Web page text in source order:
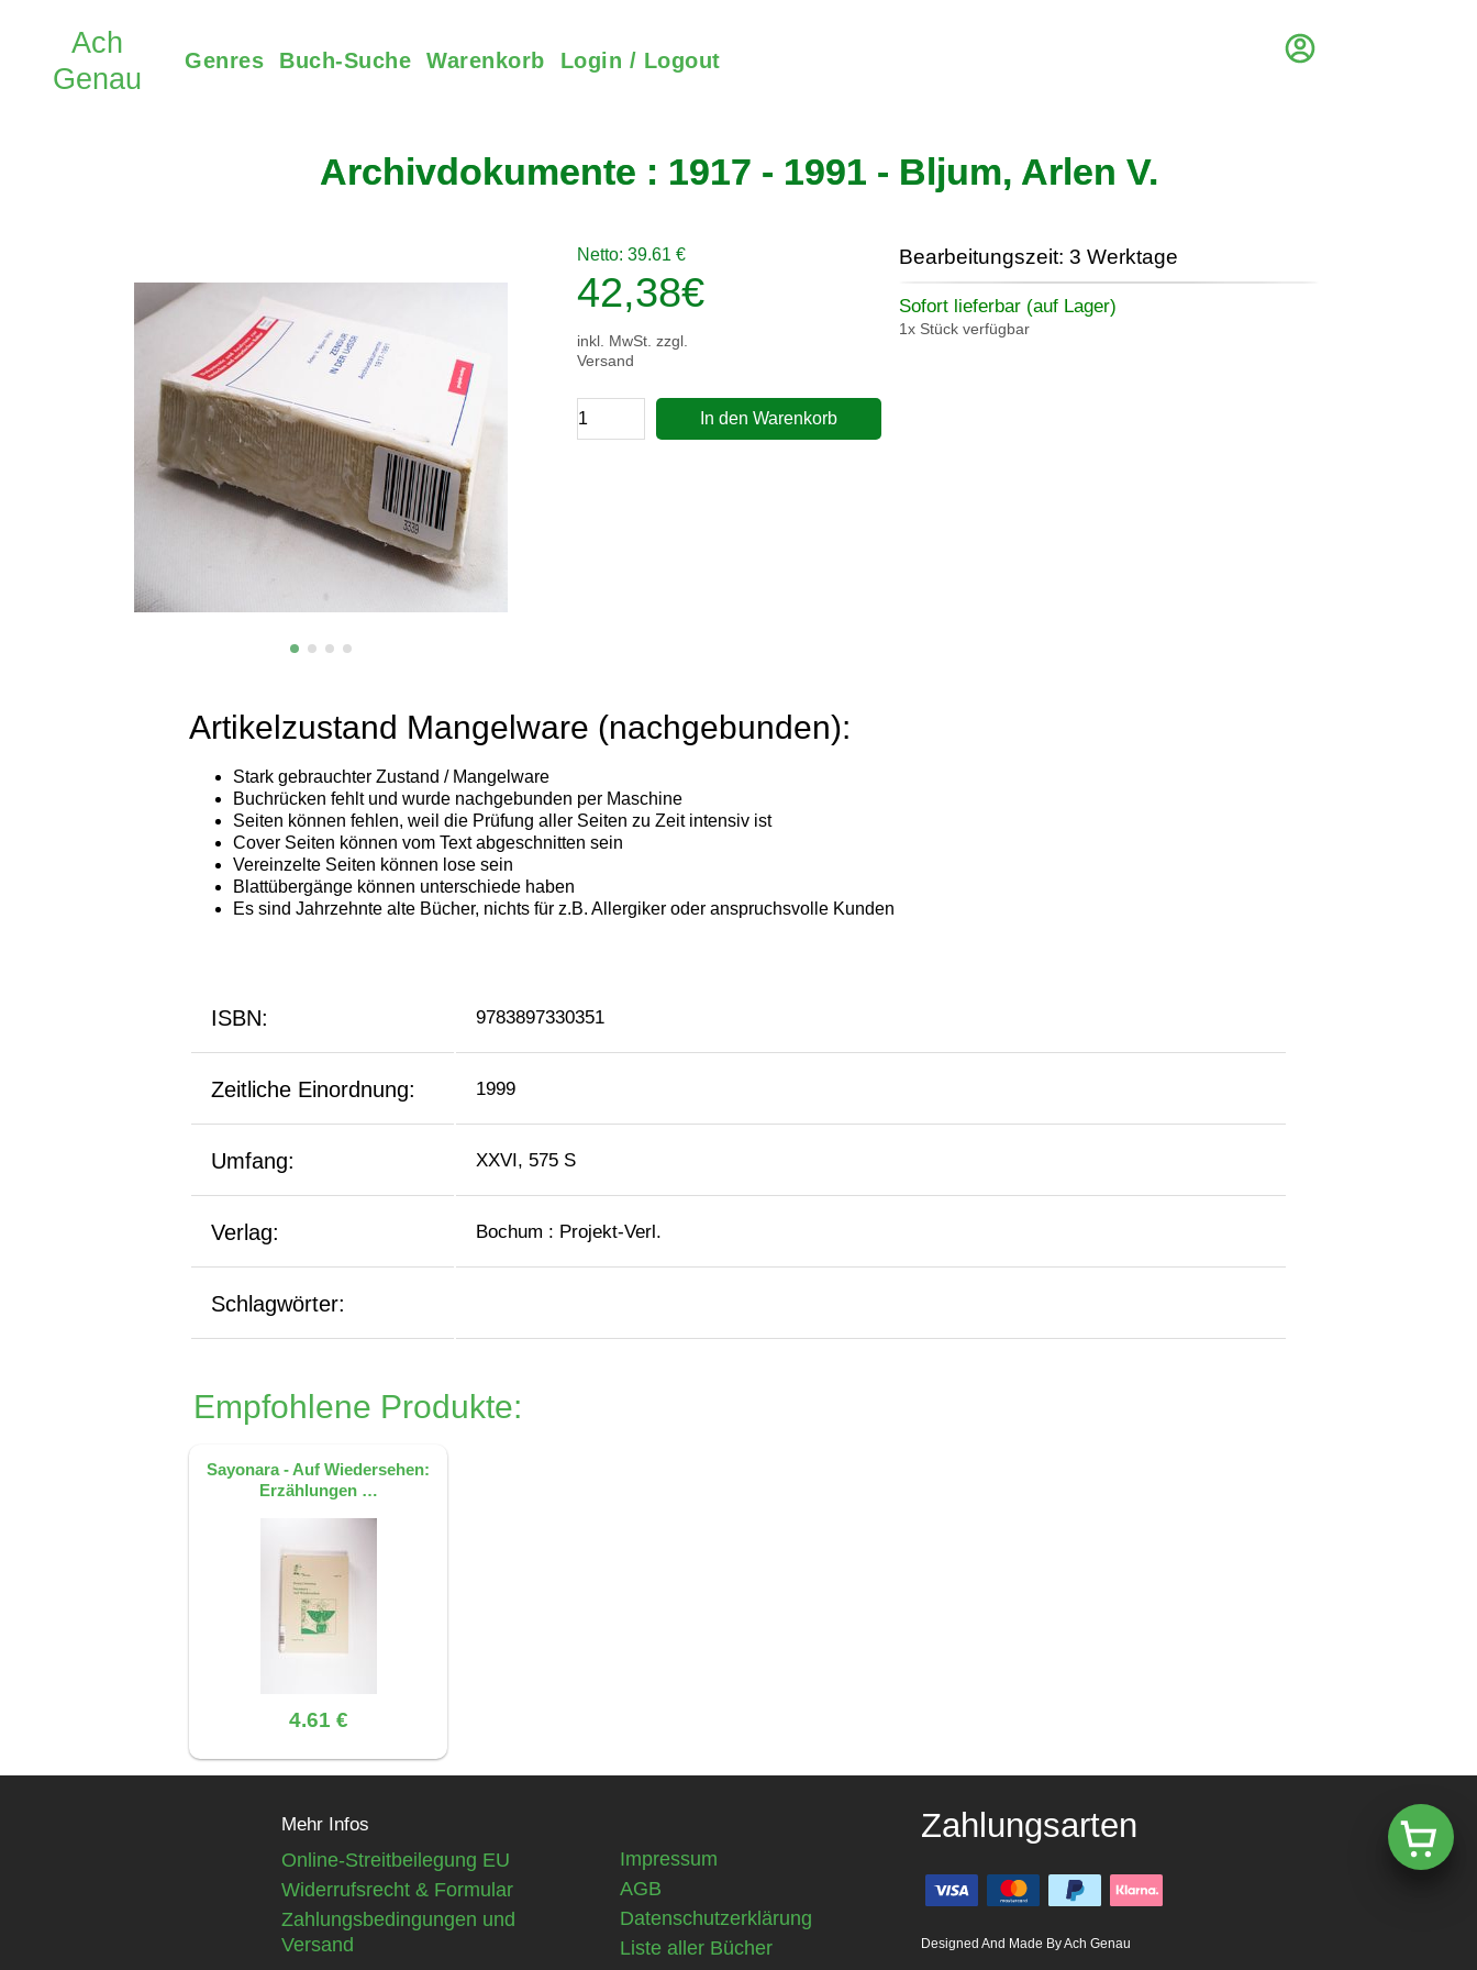
Genres Buch-Suche Warenkorb Login / Logout
Archivdokumente : 1917 - 1991 - Bljum, Arlen V.
Netto: 39.61 €
42,38€
inkl. MwSt. zzgl.
Versand
In den Warenkorb
Bearbeitungszeit: 3 Werktage
Sofort lieferbar (auf Lager)
1x Stück verfügbar
ISBN: 9783897330351
Zeitliche Einordnung: 1999
Umfang: XXVI, 575 S
Verlag: Bochum : Projekt-Verl.
Schlagwörter:
Empfohlene Produkte:
Sayonara - Auf Wiedersehen:
Erzählungen …
4.61 €
Mehr Infos
Online-Streitbeilegung EU
Widerrufsrecht & Formular
Zahlungsbedingungen und
Versand
Impressum
AGB
Datenschutzerklärung
Liste aller Bücher
Zahlungsarten
Designed And Made By Ach Genau